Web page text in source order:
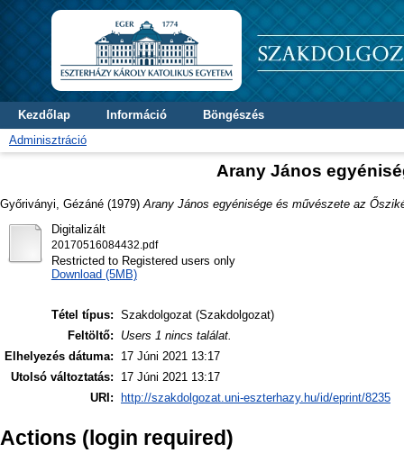
Kezdőlap Információ
Böngészés
Adminisztráció
Arany János
Győriványi, Gézáné (1979) Arany János egyénisége és művészete az
Digitalizált
20170516084432.pdf
Restricted to Registered users only
Download (5MB)
Tétel típus: Szakdolgozat (Szakdolgozat)
Feltöltő:
Users 1 nincs találat.
Elhelyezés dátuma:
17 Júni 2021 13:17
Utolsó változtatás:
17 Júni 2021 13:17
URI:
http://szakdolgozat.uni-eszterhazy.hu/id/eprint/8235
Actions (login required)